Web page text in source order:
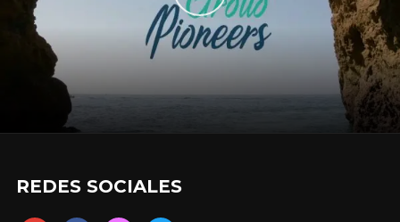
REDES SOCIALES